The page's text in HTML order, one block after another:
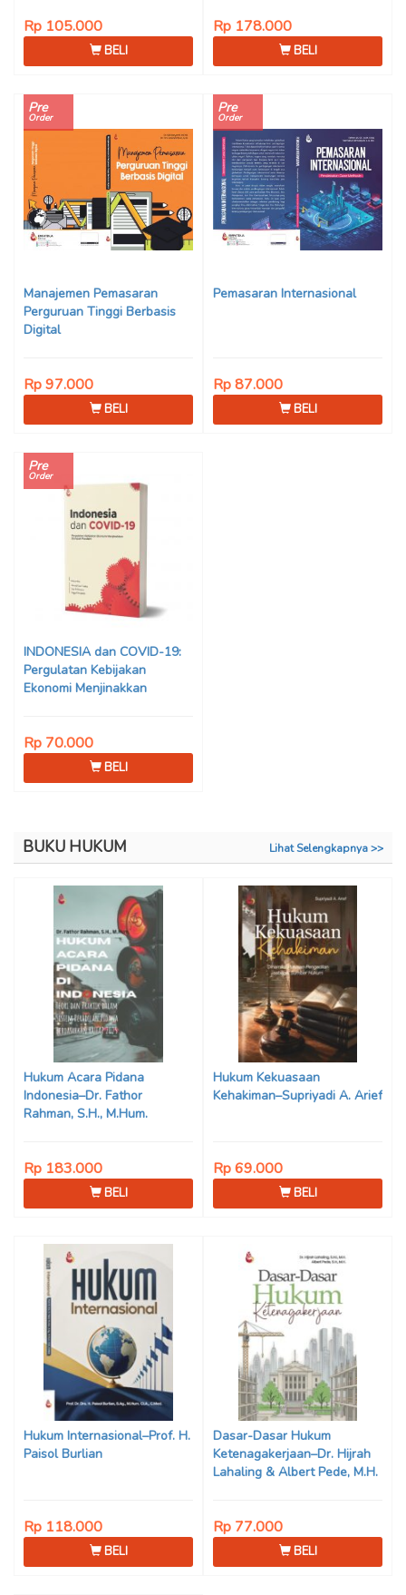
Rp 105.000
BELI
Rp 178.000
BELI
Pre
Order
Manajemen Pemasaran
Perguruan Tinggi Berbasis
Digital
Rp 97.000
BELI
Pre
Order
Pemasaran Internasional
Rp 87.000
BELI
Pre
Order
INDONESIA dan COVID-19:
Pergulatan Kebijakan
Ekonomi Menjinakkan
Rp 70.000
BELI
BUKU HUKUM Lihat Selengkapnya >>
Hukum Acara Pidana
Indonesia–Dr. Fathor
Rahman, S.H., M.Hum.
Rp 183.000
BELI
Hukum Kekuasaan
Kehakiman–Supriyadi A. Arief
Rp 69.000
BELI
Hukum Internasional–Prof. H.
Paisol Burlian
Rp 118.000
BELI
Dasar-Dasar Hukum
Ketenagakerjaan–Dr. Hijrah
Lahaling & Albert Pede, M.H.
Rp 77.000
BELI